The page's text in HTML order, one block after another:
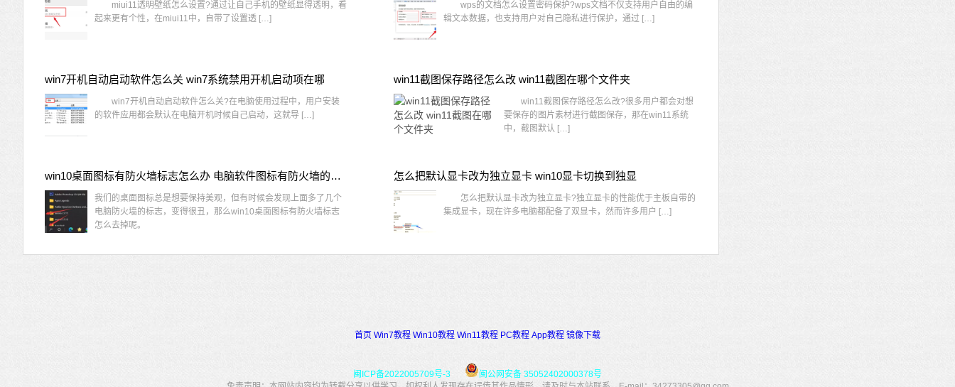
miui11透明壁纸怎么设置?通过让自己手机的壁纸显得透明，看
起来更有个性，在miui11中，自带了设置透 […]
wps的文档怎么设置密码保护?wps文档不仅支持用户自由的编
辑文本数据，也支持用户对自己隐私进行保护，通过 […]
win7开机自动启动软件怎么关 win7系统禁用开机启动项在哪
win7开机自动启动软件怎么关?在电脑使用过程中，用户安装
的软件应用都会默认在电脑开机时候自己启动，这就导 […]
win11截图保存路径怎么改 win11截图在哪个文件夹
win11截图保存路径怎么改?很多用户都会对想
要保存的图片素材进行截图保存，那在win11系统
中，截图默认 […]
win10桌面图标有防火墙标志怎么办 电脑软件图标有防火墙的小图标怎么去掉
我们的桌面图标总是想要保持美观，但有时候会发现上面多了几个
电脑防火墙的标志，变得很丑，那么win10桌面图标有防火墙标志
怎么去掉呢。
怎么把默认显卡改为独立显卡 win10显卡切换到独显
怎么把默认显卡改为独立显卡?独立显卡的性能优于主板自带的
集成显卡，现在许多电脑都配备了双显卡，然而许多用户 […]
首页 Win7教程 Win10教程 Win11教程 PC教程 App教程 镜像下载
闽ICP备2022005709号-3
闽公网安备 35052402000378号